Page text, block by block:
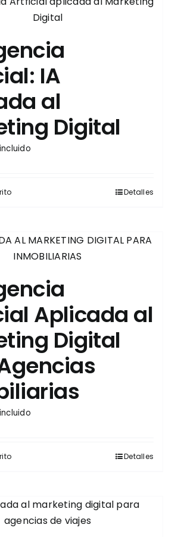
IA
al
Digital
Detalles
Aplicada al
Digital
Detalles